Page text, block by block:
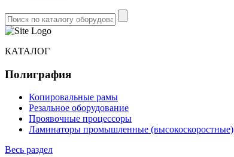
КАТАЛОГ
Полиграфия
Копировальные рамы
Резальное оборудование
Проявочные процессоры
Ламинаторы промышленные (высокоскоростные)
Весь раздел